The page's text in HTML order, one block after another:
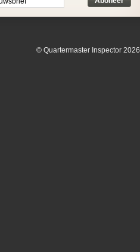
© Quartermaster Inspector 2026